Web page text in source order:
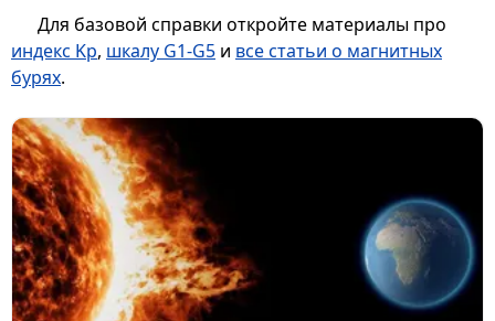
Для базовой справки откройте материалы про
индекс Kp, шкалу G1-G5 и все статьи о магнитных
бурях.